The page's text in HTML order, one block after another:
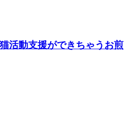
活動支援ができちゃうお煎